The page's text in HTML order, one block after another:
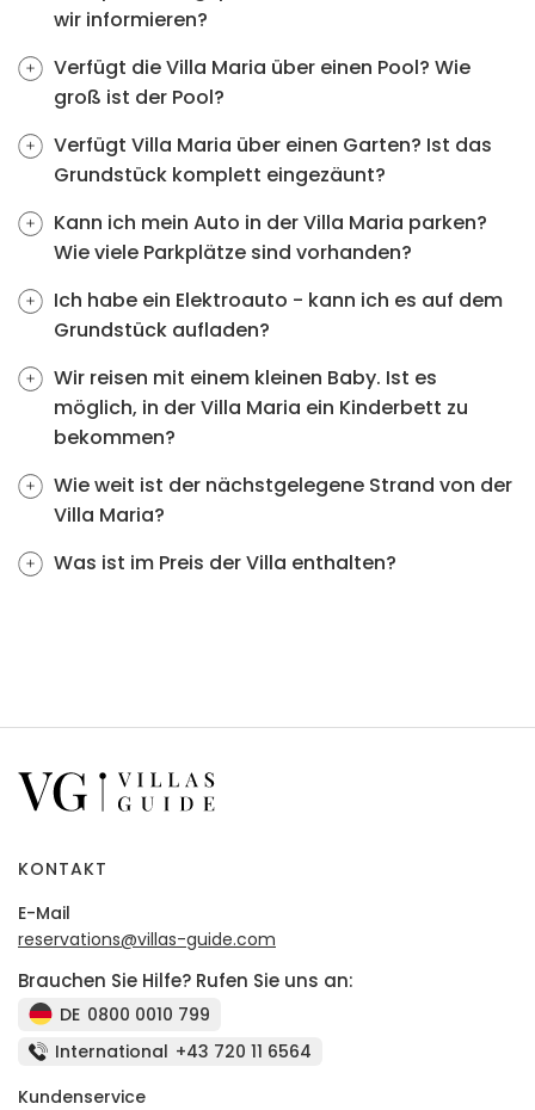
wir informieren?
Verfügt die Villa Maria über einen Pool? Wie
groß ist der Pool?
Verfügt Villa Maria über einen Garten? Ist das
Grundstück komplett eingezäunt?
Kann ich mein Auto in der Villa Maria parken?
Wie viele Parkplätze sind vorhanden?
Ich habe ein Elektroauto - kann ich es auf dem
Grundstück aufladen?
Wir reisen mit einem kleinen Baby. Ist es
möglich, in der Villa Maria ein Kinderbett zu
bekommen?
Wie weit ist der nächstgelegene Strand von der
Villa Maria?
Was ist im Preis der Villa enthalten?
KONTAKT
E-Mail
reservations@villas-guide.com
Brauchen Sie Hilfe? Rufen Sie uns an:
DE 0800 0010 799
International +43 720 11 6564
Kundenservice